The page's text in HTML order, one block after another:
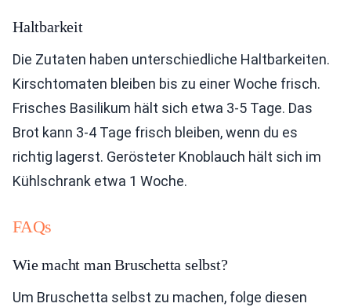
Haltbarkeit
Die Zutaten haben unterschiedliche Haltbarkeiten.
Kirschtomaten bleiben bis zu einer Woche frisch.
Frisches Basilikum hält sich etwa 3-5 Tage. Das
Brot kann 3-4 Tage frisch bleiben, wenn du es
richtig lagerst. Gerösteter Knoblauch hält sich im
Kühlschrank etwa 1 Woche.
FAQs
Wie macht man Bruschetta selbst?
Um Bruschetta selbst zu machen, folge diesen